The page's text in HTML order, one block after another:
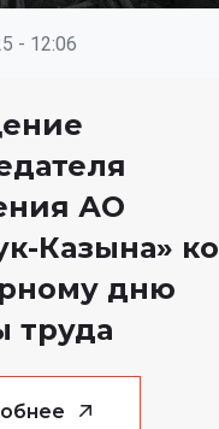
- 12:06
АО
Казына» ко
дню
труда